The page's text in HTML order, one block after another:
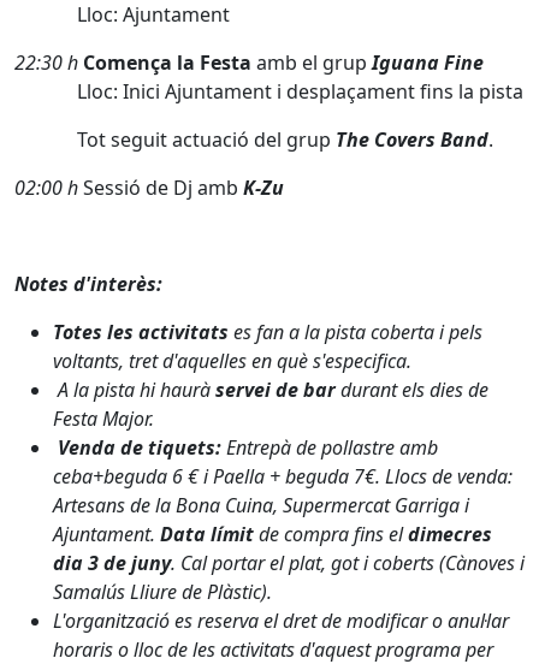
Lloc: Ajuntament
22:30 h Comença la Festa amb el grupIguana Fine
Lloc: Inici Ajuntament i desplaçament fins la pista
Tot seguit actuació del grup The Covers Band.
02:00 hSessió de Dj amb K-Zu
Notes d'interès:
Totes les activitats es fan a la pista coberta i pels
voltants, tret d'aquelles en què s'especifica.
A la pista hi hauràservei de bardurant els dies de
Festa Major.
Venda de tiquets:Entrepà de pollastre amb
ceba+beguda 6 € i Paella + beguda 7€. Llocs de venda:
Artesans de la Bona Cuina, Supermercat Garriga i
Ajuntament. Data límitde compra fins eldimecres
dia 3 de juny. Cal portar el plat, got i coberts (Cànoves i
Samalús Lliure de Plàstic).
L'organització es reserva el dret de modificar o anul·lar
horaris o lloc de les activitats d'aquest programa per